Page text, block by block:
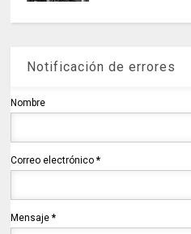
Notificación de errores
Nombre
Correo electrónico*
Mensaje*